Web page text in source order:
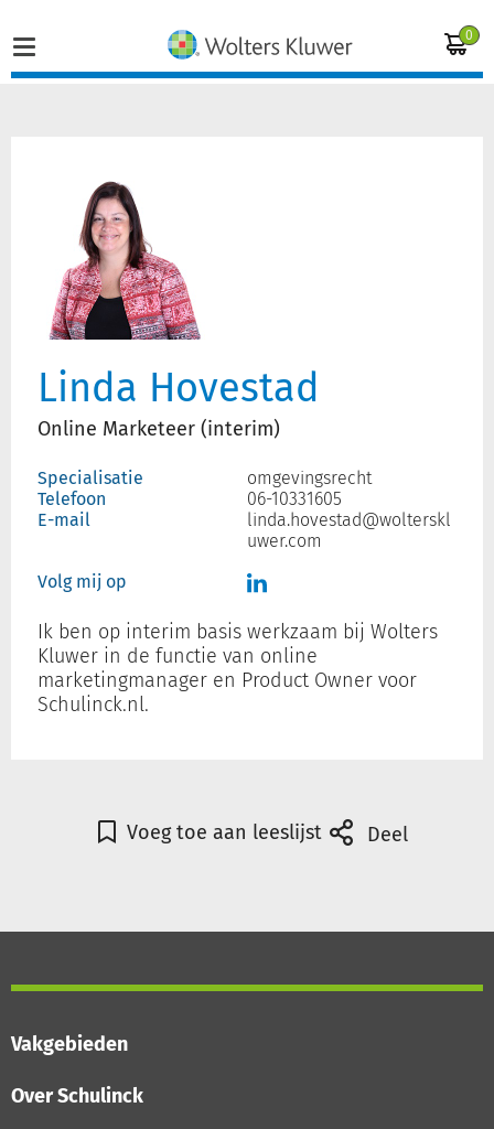
0
Vakgebieden
Actueel
Producten
Opleidingen
Juridisch advies
Inloggen op de kennisbank
Registreren
Linda Hovestad
Online Marketeer (interim)
Specialisatie
omgevingsrecht
Telefoon
06-10331605
E-mail
linda.hovestad@wolterskl
uwer.com
Volg mij op
Ik ben op interim basis werkzaam bij Wolters
Kluwer in de functie van online
marketingmanager en Product Owner voor
Schulinck.nl.
Voeg toe aan leeslijst Deel
Vakgebieden
Over Schulinck